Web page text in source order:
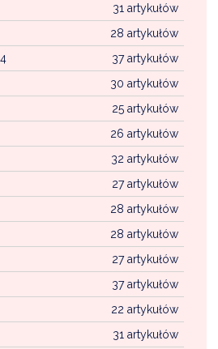
31 artykułów
28 artykułów
37 artykułów
30 artykułów
25 artykułów
26 artykułów
32 artykułów
27 artykułów
28 artykułów
28 artykułów
27 artykułów
37 artykułów
22 artykułów
31 artykułów